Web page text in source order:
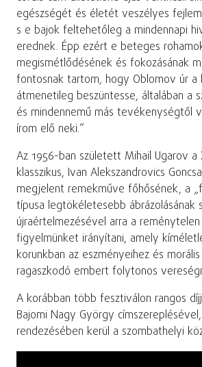
egészségét és életét veszélyes
s e bajok feltehetőleg a mindennapi
erednek. Épp ezért e beteges
megismétlődésének és fokozásának
fontosnak tartom, hogy Oblomov úr a
átmenetileg beszüntesse, általában a
és mindennemű más tevékenységtől
írom elő neki.”
Az 1956-ban született Mihail Ugarov a
klasszikus, Ivan Alekszandrovics
megjelent remekműve főhősének, a
típusa legtökéletesebb ábrázolásának
újraértelmezésével arra a
figyelmünket irányítani, amely
korunkban az eszményeihez és
ragaszkodó embert folytonos
A korábban több fesztiválon rangos
Bajomi Nagy György
rendezésében kerül a szombathelyi